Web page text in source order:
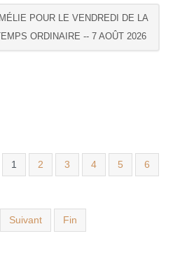
POUR LE VENDREDI DE LA
ORDINAIRE -- 7 AOÛT 2026
1 2 3 4 5 6
Suivant Fin